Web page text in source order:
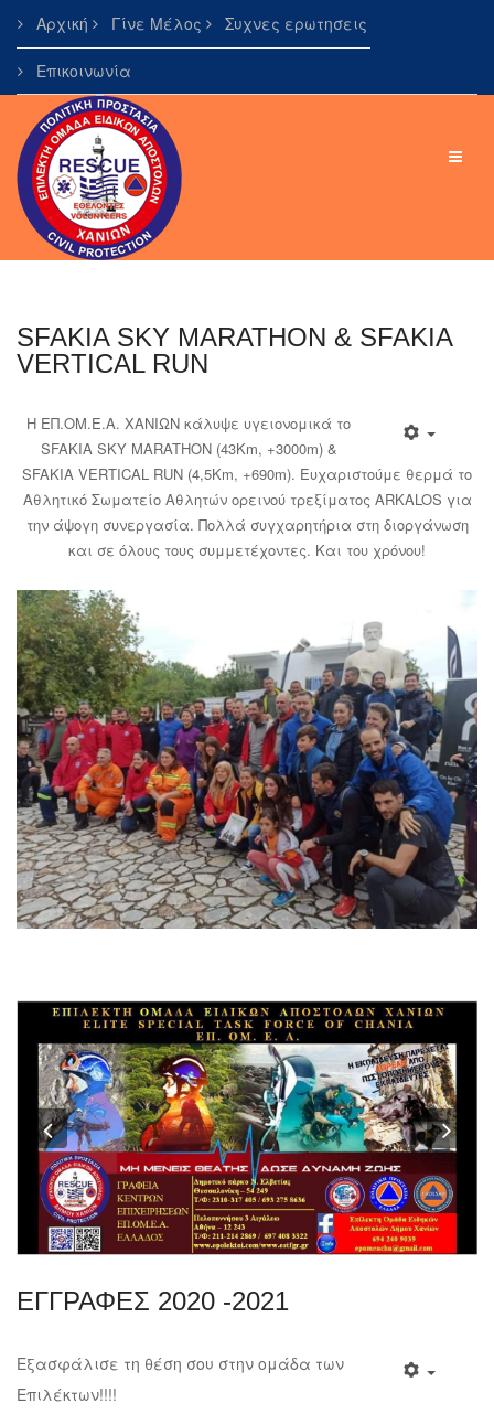
Αρχική Γίνε Μέλος Συχνες ερωτησεις
Επικοινωνία
SFAKIA SKY MARATHON & SFAKIA
VERTICAL RUN
Η ΕΠ.ΟΜ.Ε.Α. ΧΑΝΙΩΝ κάλυψε υγειονομικά το
SFAKIA SKY MARATHON (43Km, +3000m) &
SFAKIA VERTICAL RUN (4,5Km, +690m). Ευχαριστούμε θερμά το
Αθλητικό Σωματείο Αθλητών ορεινού τρεξίματος ARKALOS για
την άψογη συνεργασία. Πολλά συγχαρητήρια στη διοργάνωση
και σε όλους τους συμμετέχοντες. Και του χρόνου!
Previous
Επιλέκτων!!!!
Δωρεάν Εκπαίδευση και πιστοποίηση.